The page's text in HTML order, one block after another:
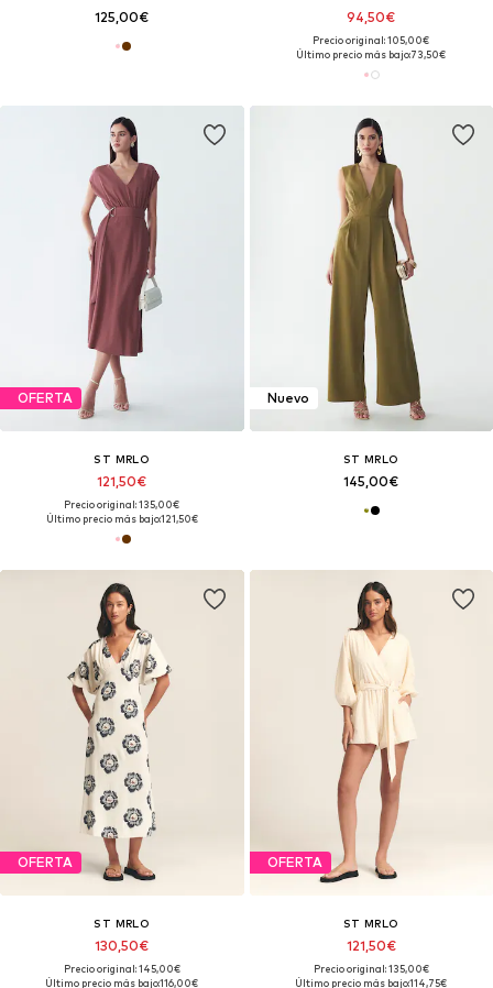
125,00€ 94,50€
Precio original: 105,00€
Último precio más bajo:73,50€
OFERTA
ST MRLO
121,50€
Precio original: 135,00€
Último precio más bajo:121,50€
Nuevo
ST MRLO
145,00€
OFERTA
ST MRLO
130,50€
Precio original: 145,00€
Último precio más bajo:116,00€
OFERTA
ST MRLO
121,50€
Precio original: 135,00€
Último precio más bajo:114,75€